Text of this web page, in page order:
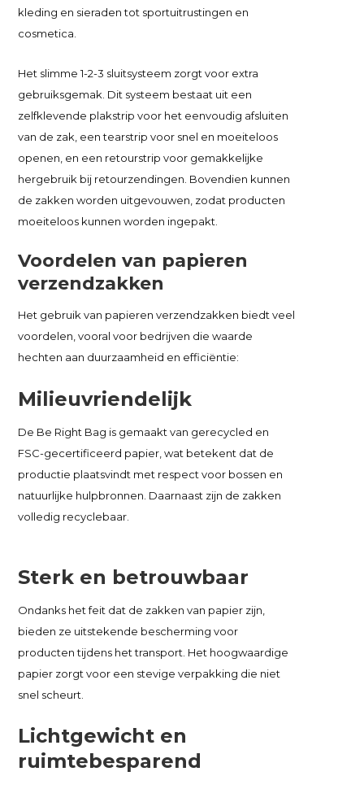
kleding en sieraden tot sportuitrustingen en
cosmetica.
Het slimme 1-2-3 sluitsysteem zorgt voor extra
gebruiksgemak. Dit systeem bestaat uit een
zelfklevende plakstrip voor het eenvoudig afsluiten
van de zak, een tearstrip voor snel en moeiteloos
openen, en een retourstrip voor gemakkelijke
hergebruik bij retourzendingen. Bovendien kunnen
de zakken worden uitgevouwen, zodat producten
moeiteloos kunnen worden ingepakt.
Voordelen van papieren
verzendzakken
Het gebruik van papieren verzendzakken biedt veel
voordelen, vooral voor bedrijven die waarde
hechten aan duurzaamheid en efficiëntie:
Milieuvriendelijk
De Be Right Bag is gemaakt van gerecycled en
FSC-gecertificeerd papier, wat betekent dat de
productie plaatsvindt met respect voor bossen en
natuurlijke hulpbronnen. Daarnaast zijn de zakken
volledig recyclebaar.
Sterk en betrouwbaar
Ondanks het feit dat de zakken van papier zijn,
bieden ze uitstekende bescherming voor
producten tijdens het transport. Het hoogwaardige
papier zorgt voor een stevige verpakking die niet
snel scheurt.
Lichtgewicht en
ruimtebesparend